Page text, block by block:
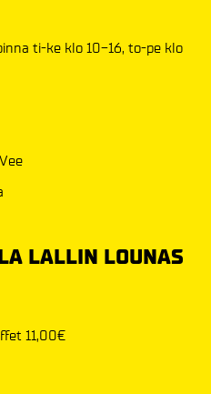
ti-ke klo 10-16, to-pe klo
LALLIN LOUNAS
11,00€